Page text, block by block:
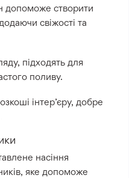
допоможе створити
свіжості та
підходять для
поливу.
інтер’єру, добре
насіння
яке допоможе